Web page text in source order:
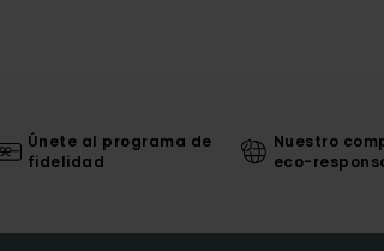
Únete al programa de
fidelidad
Nuestro
eco-